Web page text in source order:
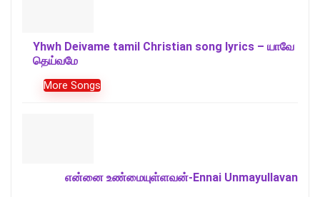
Yhwh Deivame tamil Christian song lyrics – யாவே
தெய்வமே
More Songs
என்னை உண்மையுள்ளவன்-Ennai Unmayullavan